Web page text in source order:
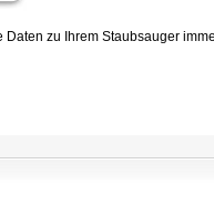
zu Ihrem Staubsauger